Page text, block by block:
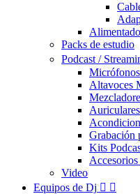
Packs de estudio
Podcast /
Altavoces
Grabación
Kits
Video
Equipos de Dj  